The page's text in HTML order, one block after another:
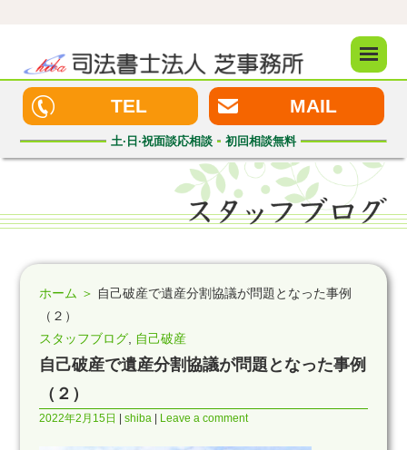
メニュ
TEL MAIL
土·日·祝面談応相談 初回相談無料
ホーム ＞ 自己破産で遺産分割協議が問題となった事例
（２）
スタッフブログ, 自己破産
自己破産で遺産分割協議が問題となった事例
（２）
2022年2月15日 shiba Leave a comment